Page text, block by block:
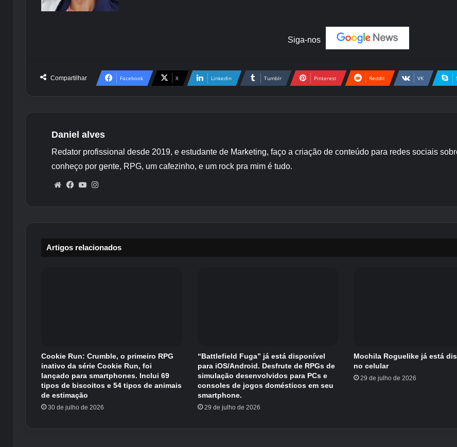
Siga-nos
Compartilhar Facebook X Linkedin Tumblr Pinterest Reddit VK
Daniel alves
Redator profissional desde 2019, e estudante de Marketing, faço a criação de conteúdo para redes sociais
conheço por gente, RPG, um cafezinho, e um rock pra mim é tudo.
WebsiteFacebook
YouTube
Artigos relacionados
Cookie Run: Crumble, o primeiro RPG
inativo da série Cookie Run, foi
lançado para smartphones. Inclui 69
tipos de biscoitos e 54 tipos de animais
de estimação
30 de julho de 2026
“Battlefield Fuga” já está disponível
para iOS/Android. Desfrute de RPGs de
simulação desenvolvidos para PCs e
consoles de jogos domésticos em seu
smartphone.
29 de julho de 2026
Mochila Roguelike já está
no celular
29 de julho de 2026